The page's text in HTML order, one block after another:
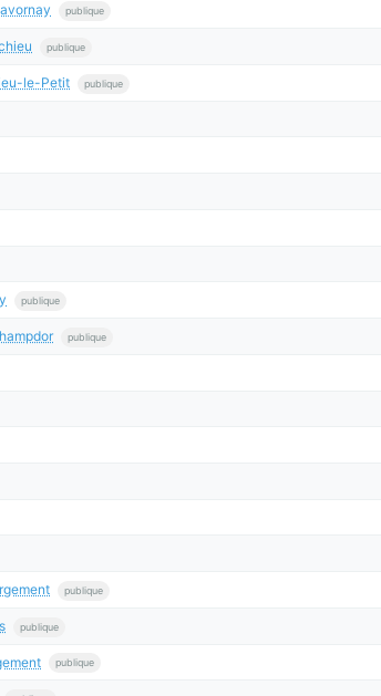
publique
publique
le-Petit publique
publique
publique
publique
publique
publique